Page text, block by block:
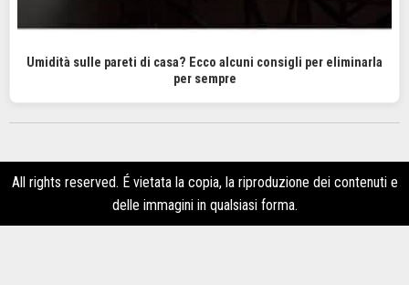
Umidità sulle pareti di casa? Ecco alcuni consigli per eliminarla
per sempre
All rights reserved. É vietata la copia, la riproduzione dei contenuti e
delle immagini in qualsiasi forma.